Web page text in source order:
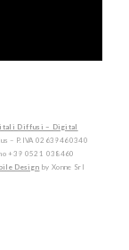
Diffusi – Digital
– P.IVA 02639460340
+39 0521 038460
Design by Xonne Srl